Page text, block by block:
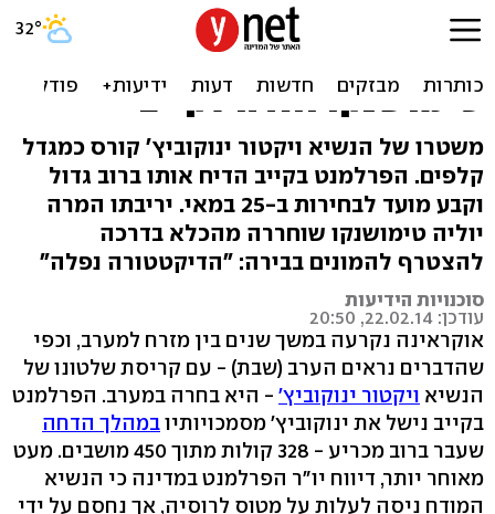
מהפכה באוקראינה: הנשיא
ברח ו"ניסה לטוס לרוסיה".
טימושנקו חזרה לקייב
משטרו של הנשיא ויקטור ינוקוביץ' קורס כמגדל
קלפים. הפרלמנט בקייב הדיח אותו ברוב גדול
וקבע מועד לבחירות ב-25 במאי. יריבתו המרה
יוליה טימושנקו שוחררה מהכלא בדרכה
להצטרף להמונים בבירה: "הדיקטטורה נפלה"
סוכנויות הידיעות
עודכן: 22.02.14, 20:50
אוקראינה נקרעה במשך שנים בין מזרח למערב, וכפי
שהדברים נראים הערב (שבת) - עם קריסת שלטונו של
הנשיא ויקטור ינוקוביץ' - היא בחרה במערב. הפרלמנט
בקייב נישל את ינוקוביץ' מסמכויותיובמהלך הדחה
שעבר ברוב מכריע - 328 קולות מתוך 450 מושבים. מעט
מאוחר יותר, דיווח יו"ר הפרלמנט במדינה כי הנשיא
המודח ניסה לעלות על מטוס לרוסיה, אך נחסם על ידי